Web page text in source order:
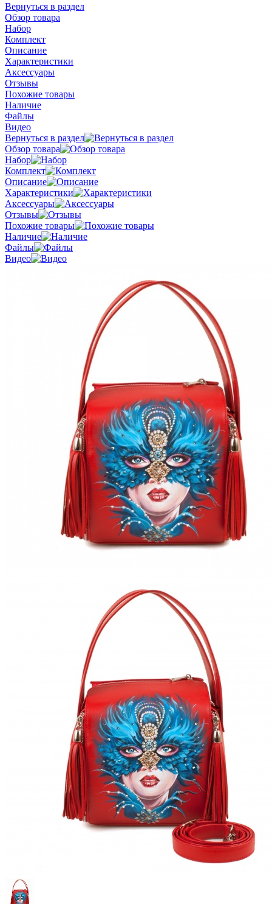
Вернуться в раздел
Обзор товара
Набор
Комплект
Описание
Характеристики
Аксессуары
Отзывы
Похожие товары
Наличие
Файлы
Видео
Вернуться в раздел
Обзор товара
Набор
Комплект
Описание
Характеристики
Аксессуары
Отзывы
Похожие товары
Наличие
Файлы
Видео